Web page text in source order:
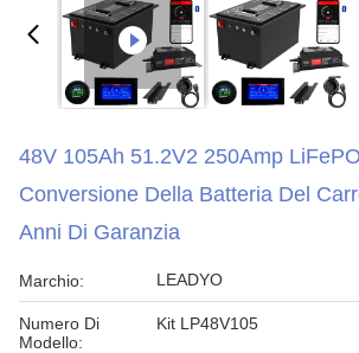
48V 105Ah 51.2V2 250Amp
Conversione Della Batteria Del
Anni Di Garanzia
Marchio: LEADYO
Numero Di
Modello:
Kit LP48V105